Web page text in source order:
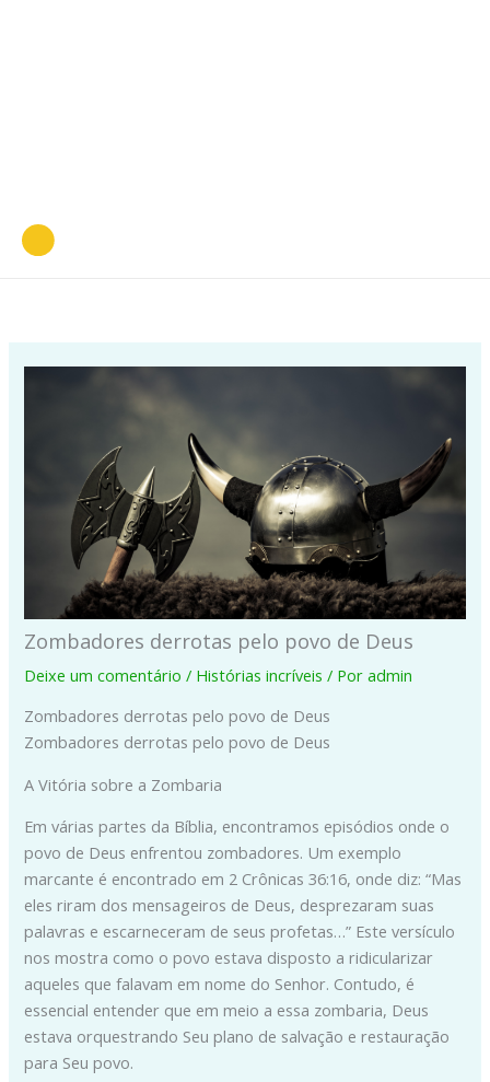
Zombadores derrotas pelo povo de Deus
Deixe um comentário / Histórias incríveis / Poradmin
Zombadores derrotas pelo povo de Deus
Zombadores derrotas pelo povo de Deus
A Vitória sobre a Zombaria
Em várias partes da Bíblia, encontramos episódios onde o
povo de Deus enfrentou zombadores. Um exemplo
marcante é encontrado em 2 Crônicas 36:16, onde diz: “Mas
eles riram dos mensageiros de Deus, desprezaram suas
palavras e escarneceram de seus profetas…” Este versículo
nos mostra como o povo estava disposto a ridicularizar
aqueles que falavam em nome do Senhor. Contudo, é
essencial entender que em meio a essa zombaria, Deus
estava orquestrando Seu plano de salvação e restauração
para Seu povo.